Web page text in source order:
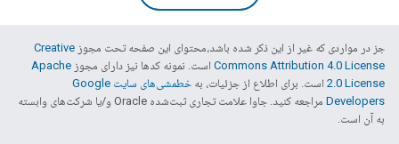
جز در مواردی که غیر از این ذکر شده باشد،‌محتوای این صفحه تحت مجوز Creative
Commons Attribution 4.0 License است. نمونه کدها نیز دارای مجوز Apache
2.0 License است. برای اطلاع از جزئیات، به
خطمشی‌های سایت Google
Developers‏
مراجعه کنید. جاوا علامت تجاری ثبت‌شده Oracle و/یا شرکت‌های وابسته
به آن است.